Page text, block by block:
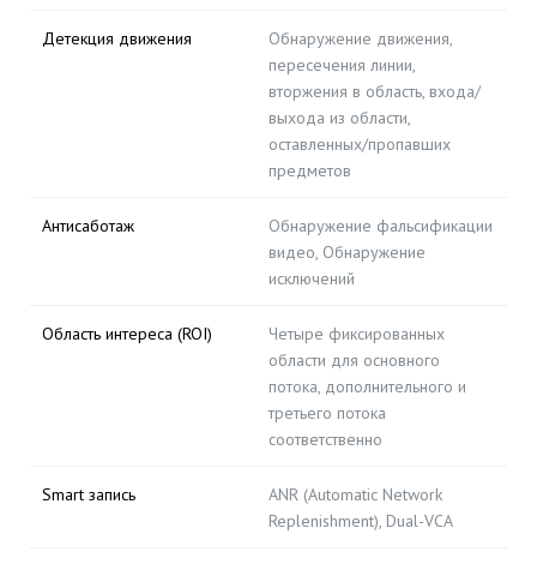
Детекция движения
Обнаружение движения,
пересечения линии,
вторжения в область, входа/
выхода из области,
оставленных/пропавших
предметов
Антисаботаж
Обнаружение фальсификации
видео, Обнаружение
исключений
Область интереса (ROI)
Четыре фиксированных
области для основного
потока, дополнительного и
третьего потока
соответственно
Smart запись
ANR (Automatic Network
Replenishment), Dual-VCA